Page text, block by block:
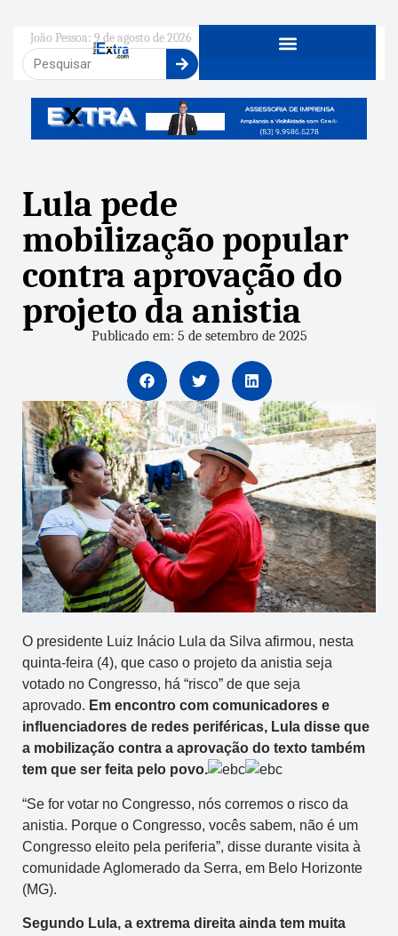
João Pessoa: 9 de agosto de 2026
Lula pede
mobilização popular
contra aprovação do
projeto da anistia
Publicado em: 5 de setembro de 2025
O presidente Luiz Inácio Lula da Silva afirmou, nesta
quinta-feira (4), que caso o projeto da anistia seja
votado no Congresso, há “risco” de que seja
aprovado. Em encontro com comunicadores e
influenciadores de redes periféricas, Lula disse que
a mobilização contra a aprovação do texto também
tem que ser feita pelo povo.
“Se for votar no Congresso, nós corremos o risco da
anistia. Porque o Congresso, vocês sabem, não é um
Congresso eleito pela periferia”, disse durante visita à
comunidade Aglomerado da Serra, em Belo Horizonte
(MG).
Segundo Lula, a extrema direita ainda tem muita